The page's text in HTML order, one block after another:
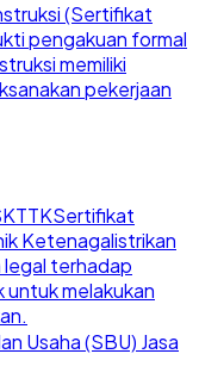
(Sertifikat
pengakuan formal
memiliki
pekerjaan
Sertifikat
Ketenagalistrikan
legal terhadap
melakukan
Usaha (SBU) Jasa